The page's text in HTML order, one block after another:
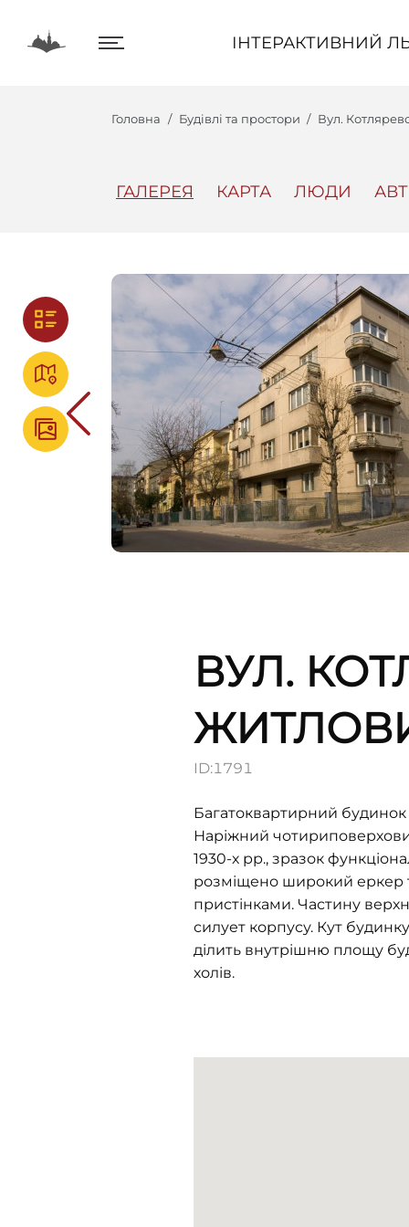
ІНТЕРАКТИВНИЙ
ІНТЕРАКТИВНИЙ ЛЬВІВ
Головна Будівлі та простори Вул.
ГАЛЕРЕЯ КАРТА ЛЮДИ
ВУЛ.
ID:1791
Багатоквартирний
Наріжний
1930-х рр., зразок
розміщено широкий еркер
пристінками. Частину
силует корпусу. Кут
ділить внутрішню площу
холів.